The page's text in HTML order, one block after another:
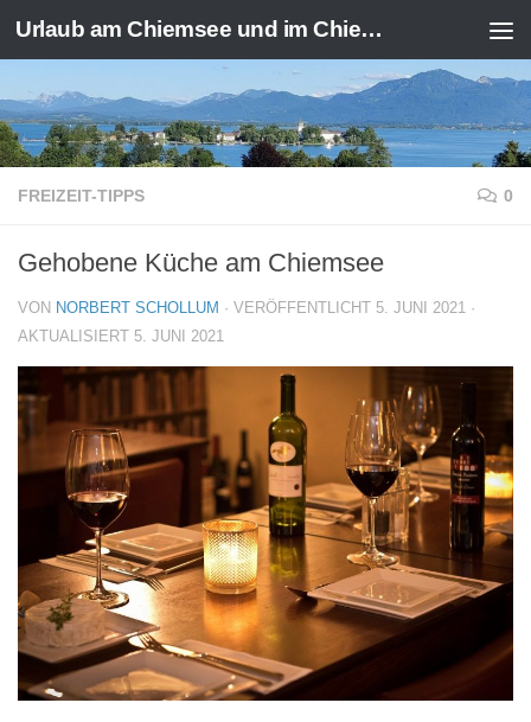
Zum Inhalt springen Urlaub am Chiemsee und im Chiemgau
FREIZEIT-TIPPS 0
Gehobene Küche am Chiemsee
VON NORBERT SCHOLLUM · VERÖFFENTLICHT 5. JUNI 2021 ·
AKTUALISIERT 5. JUNI 2021